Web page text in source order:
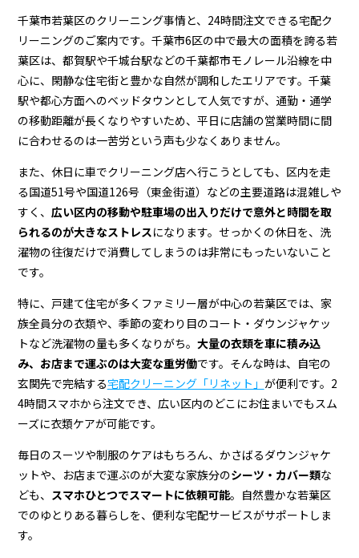
千葉市若葉区のクリーニング事情と、24時間注文できる宅配ク
リーニングのご案内です。千葉市6区の中で最大の面積を誇る若
葉区は、都賀駅や千城台駅などの千葉都市モノレール沿線を中
心に、閑静な住宅街と豊かな自然が調和したエリアです。千葉
駅や都心方面へのベッドタウンとして人気ですが、通勤・通学
の移動距離が長くなりやすいため、平日に店舗の営業時間に間
に合わせるのは一苦労という声も少なくありません。
また、休日に車でクリーニング店へ行こうとしても、区内を走
る国道51号や国道126号（東金街道）などの主要道路は混雑しや
すく、 広い区内の移動や駐車場の出入りだけで意外と時間を取
られるのが大きなストレスになります。せっかくの休日を、洗
濯物の往復だけで消費してしまうのは非常にもったいないこと
です。
特に、戸建て住宅が多くファミリー層が中心の若葉区では、家
族全員分の衣類や、季節の変わり目のコート・ダウンジャケッ
トなど洗濯物の量も多くなりがち。 大量の衣類を車に積み込
み、お店まで運ぶのは大変な重労働です。そんな時は、自宅の
玄関先で完結する宅配クリーニング「リネット」 が便利です。2
4時間スマホから注文でき、広い区内のどこにお住まいでもスム
ーズに衣類ケアが可能です。
毎日のスーツや制服のケアはもちろん、かさばるダウンジャケ
ットや、お店まで運ぶのが大変な家族分のシーツ・カバー類な
ども、 スマホひとつでスマートに依頼可能。自然豊かな若葉区
でのゆとりある暮らしを、便利な宅配サービスがサポートしま
す。